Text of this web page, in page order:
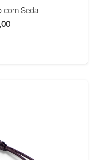
com Seda